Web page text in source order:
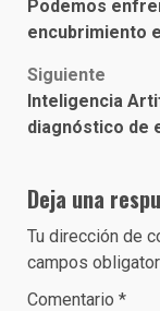
Podemos
encubrimiento
Siguiente
Inteligencia
diagnóstico de
Deja una
Tu dirección de
campos
Comentario *